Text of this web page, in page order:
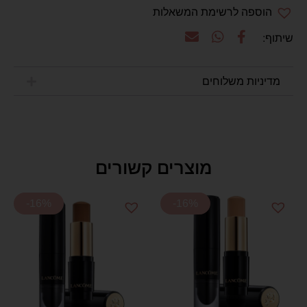
הוספה לרשימת המשאלות
מדיניות משלוחים
מוצרים קשורים